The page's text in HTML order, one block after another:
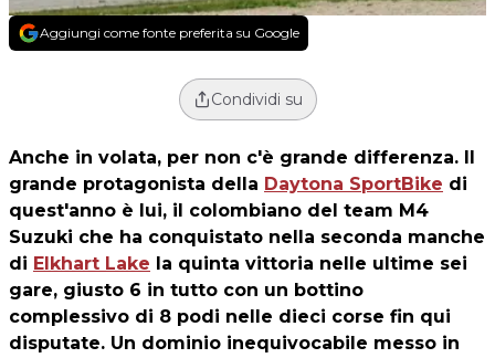
Aggiungi come fonte preferita su Google
Condividi su
Anche in volata, per non c'è grande differenza. Il
grande protagonista della Daytona SportBike di
quest'anno è lui, il colombiano del team M4
Suzuki che ha conquistato nella seconda manche
di Elkhart Lake la quinta vittoria nelle ultime sei
gare, giusto 6 in tutto con un bottino
complessivo di 8 podi nelle dieci corse fin qui
disputate. Un dominio inequivocabile messo in